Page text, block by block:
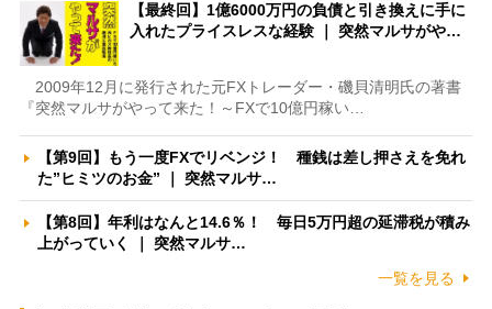
【最終回】1億6000万円の負債と引き換えに手に
入れたプライスレスな経験 ｜ 突然マルサがや…
2009年12月に発行された元FXトレーダー・磯貝清明氏の著書
『突然マルサがやって来た！～FXで10億円稼い…
【第9回】もう一度FXでリベンジ！ 種銭は差し押さえを免れ
た”ヒミツのお金” ｜ 突然マルサ…
【第8回】年利はなんと14.6％！ 毎日5万円超の延滞税が積み
上がっていく ｜ 突然マルサ…
一覧を見る